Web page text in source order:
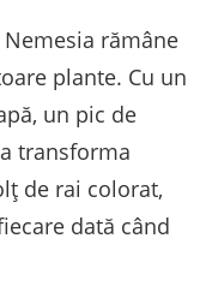
rămâne
plante. Cu un
un pic de
transforma
de rai colorat,
dată când